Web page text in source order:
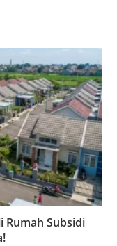
Rumah Subsidi